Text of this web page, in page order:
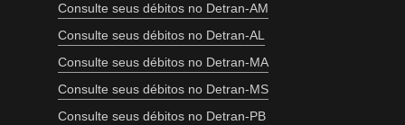
Consulte seus débitos no Detran-AM
Consulte seus débitos no Detran-AL
Consulte seus débitos no Detran-MA
Consulte seus débitos no Detran-MS
Consulte seus débitos no Detran-PB